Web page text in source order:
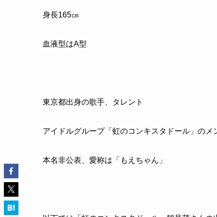
身長165㎝
血液型はA型
東京都出身の歌手、タレント
アイドルグループ「虹のコンキスタドール」のメ
本名非公表、愛称は「もえちゃん」